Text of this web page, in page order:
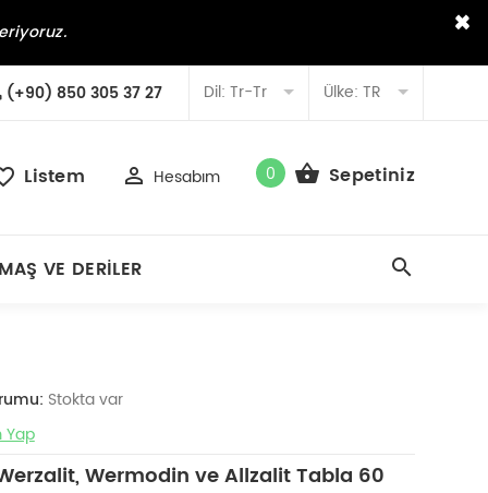
×
(+90) 850 305 37 27 Dil: Tr-Tr Ülke: TR
Listem Hesabım 0 Sepetiniz
VE DERILER
Stokta var
Yap
Wermodin ve Allzalit Tabla 60